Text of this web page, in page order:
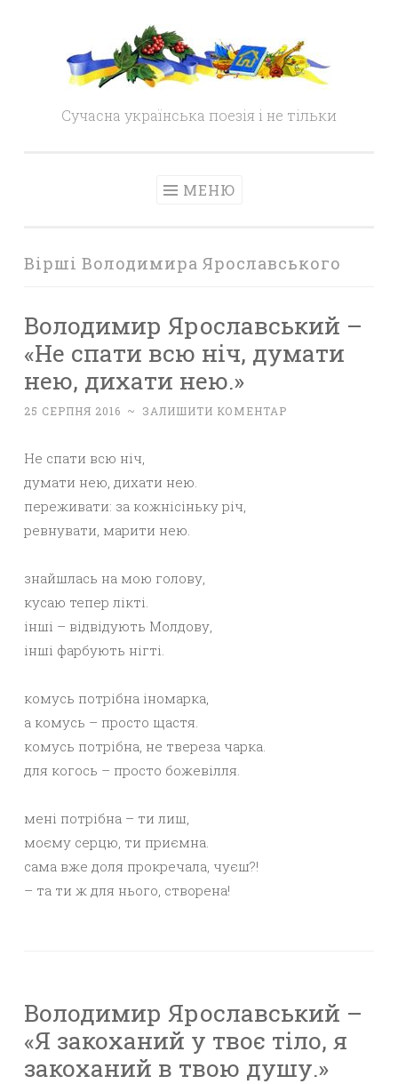
content
Сучасна українська поезія і не тільки
МЕНЮ
Вірші Володимира Ярославського
Володимир Ярославський –
«Не спати всю ніч, думати
нею, дихати нею.»
25 СЕРПНЯ 2016 ~ ЗАЛИШИТИ КОМЕНТАР
Не спати всю ніч,
думати нею, дихати нею.
переживати: за кожнісіньку річ,
ревнувати, марити нею.
знайшлась на мою голову,
кусаю тепер лікті.
інші – відвідують Молдову,
інші фарбують нігті.
комусь потрібна іномарка,
а комусь – просто щастя.
комусь потрібна, не твереза чарка.
для когось – просто божевілля.
мені потрібна – ти лиш,
моєму серцю, ти приємна.
сама вже доля прокречала, чуєш?!
– та ти ж для нього, створена!
Володимир Ярославський –
«Я закоханий у твоє тіло, я
закоханий в твою душу.»